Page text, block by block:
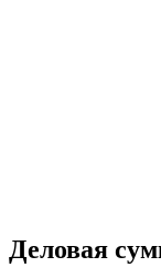
Деловая